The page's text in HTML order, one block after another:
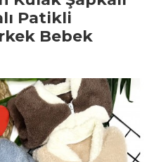
Patikli
Bebek